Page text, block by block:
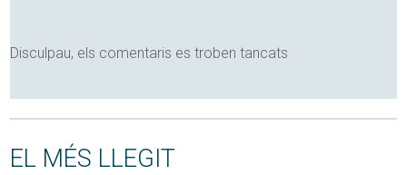
Disculpau, els comentaris es troben tancats
EL MÉS LLEGIT